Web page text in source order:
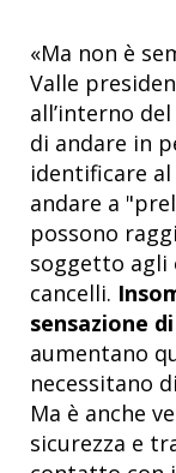
«Ma non è
Valle
all’interno
di andare in
identificare
andare a
possono
soggetto agli
cancelli.
sensazione
aumentano
necessitano
Ma è anche
sicurezza e